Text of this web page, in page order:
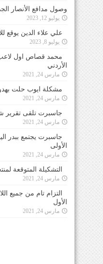
وصول مدافع الأنصار
يوليو 12, 2023
علي علاء الدين يوقع
يوليو 8, 2023
محمد قصاص اول
الأردني
مارس 24, 2021
مشكلة ايوب حلت
مارس 24, 2021
جاسبرت تلقى تقرير
مارس 24, 2021
جاسبرت يجتمع ببدر
الأولى
مارس 24, 2021
التشكيلة المتوقعة
مارس 24, 2021
التزام تام من جميع
الأول
مارس 24, 2021